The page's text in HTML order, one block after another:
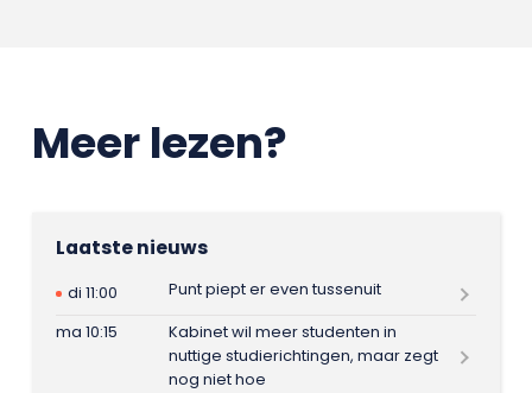
Meer lezen?
Laatste nieuws
di 11:00
Punt piept er even tussenuit
ma 10:15
Kabinet wil meer studenten in
nuttige studierichtingen, maar zegt
nog niet hoe